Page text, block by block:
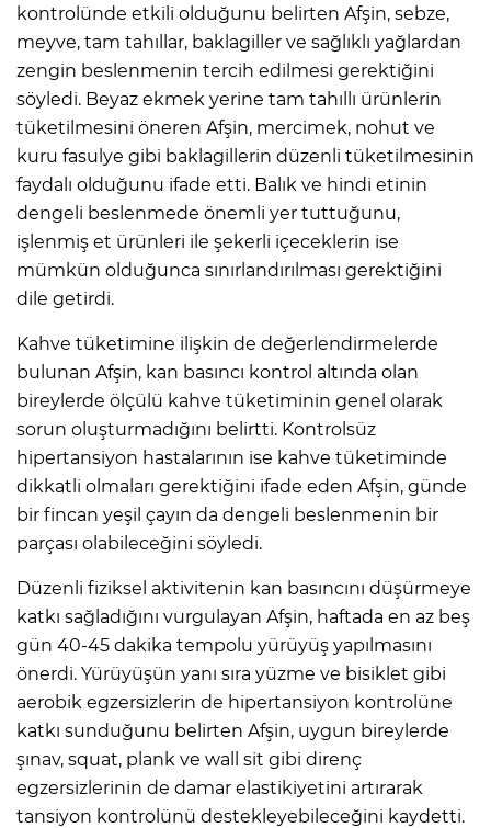
kontrolünde etkili olduğunu belirten Afşin, sebze,
meyve, tam tahıllar, baklagiller ve sağlıklı yağlardan
zengin beslenmenin tercih edilmesi gerektiğini
söyledi. Beyaz ekmek yerine tam tahıllı ürünlerin
tüketilmesini öneren Afşin, mercimek, nohut ve
kuru fasulye gibi baklagillerin düzenli tüketilmesinin
faydalı olduğunu ifade etti. Balık ve hindi etinin
dengeli beslenmede önemli yer tuttuğunu,
işlenmiş et ürünleri ile şekerli içeceklerin ise
mümkün olduğunca sınırlandırılması gerektiğini
dile getirdi.
Kahve tüketimine ilişkin de değerlendirmelerde
bulunan Afşin, kan basıncı kontrol altında olan
bireylerde ölçülü kahve tüketiminin genel olarak
sorun oluşturmadığını belirtti. Kontrolsüz
hipertansiyon hastalarının ise kahve tüketiminde
dikkatli olmaları gerektiğini ifade eden Afşin, günde
bir fincan yeşil çayın da dengeli beslenmenin bir
parçası olabileceğini söyledi.
Düzenli fiziksel aktivitenin kan basıncını düşürmeye
katkı sağladığını vurgulayan Afşin, haftada en az beş
gün 40-45 dakika tempolu yürüyüş yapılmasını
önerdi. Yürüyüşün yanı sıra yüzme ve bisiklet gibi
aerobik egzersizlerin de hipertansiyon kontrolüne
katkı sunduğunu belirten Afşin, uygun bireylerde
şınav, squat, plank ve wall sit gibi direnç
egzersizlerinin de damar elastikiyetini artırarak
tansiyon kontrolünü destekleyebileceğini kaydetti.